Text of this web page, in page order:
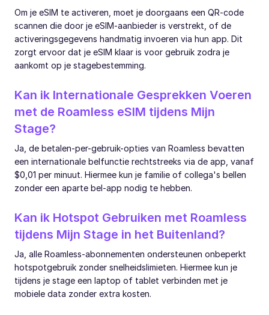
Om je eSIM te activeren, moet je doorgaans een QR-code
scannen die door je eSIM-aanbieder is verstrekt, of de
activeringsgegevens handmatig invoeren via hun app. Dit
zorgt ervoor dat je eSIM klaar is voor gebruik zodra je
aankomt op je stagebestemming.
Kan ik Internationale Gesprekken Voeren
met de Roamless eSIM tijdens Mijn
Stage?
Ja, de betalen-per-gebruik-opties van Roamless bevatten
een internationale belfunctie rechtstreeks via de app, vanaf
$0,01 per minuut. Hiermee kun je familie of collega's bellen
zonder een aparte bel-app nodig te hebben.
Kan ik Hotspot Gebruiken met Roamless
tijdens Mijn Stage in het Buitenland?
Ja, alle Roamless-abonnementen ondersteunen onbeperkt
hotspotgebruik zonder snelheidslimieten. Hiermee kun je
tijdens je stage een laptop of tablet verbinden met je
mobiele data zonder extra kosten.